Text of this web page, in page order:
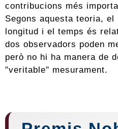
contribucions més
Segons aquesta teoria, el
longitud i el temps és
dos observadors poden
però no hi ha manera de
"veritable" mesurament.